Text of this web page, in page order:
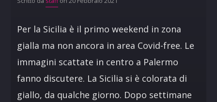
Per la Sicilia è il primo weekend in zona
gialla ma non ancora in area Covid-free. Le
immagini scattate in centro a Palermo
fanno discutere. La Sicilia si è colorata di
giallo, da qualche giorno. Dopo settimane